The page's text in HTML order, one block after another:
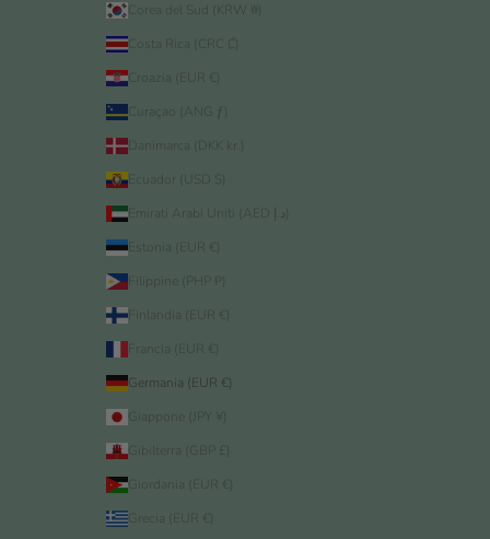
Corea del Sud (KRW ₩)
Costa Rica (CRC ₡)
Croazia (EUR €)
Curaçao (ANG ƒ)
Danimarca (DKK kr.)
Ecuador (USD $)
Estonia (EUR €)
Filippine (PHP ₱)
Finlandia (EUR €)
Francia (EUR €)
Germania (EUR €)
Giappone (JPY ¥)
Gibilterra (GBP £)
Giordania (EUR €)
Grecia (EUR €)